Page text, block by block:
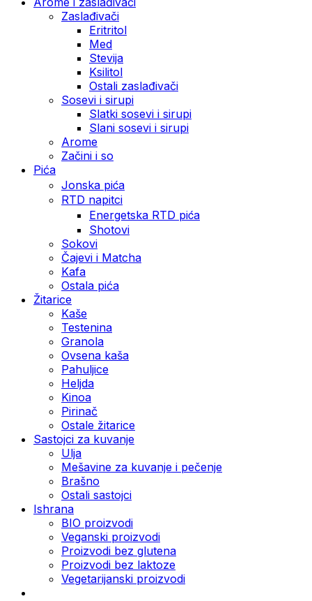
Zaslađivači
Eritritol
Med
Stevija
Ksilitol
Ostali zaslađivači
Sosevi i sirupi
Slatki sosevi i sirupi
Slani sosevi i sirupi
Arome
Začini i so
Pića
Jonska pića
RTD napitci
Energetska RTD pića
Shotovi
Sokovi
Čajevi i Matcha
Kafa
Ostala pića
Žitarice
Kaše
Testenina
Granola
Ovsena kaša
Pahuljice
Heljda
Kinoa
Pirinač
Ostale žitarice
Sastojci za kuvanje
Ulja
Mešavine za kuvanje i pečenje
Brašno
Ostali sastojci
Ishrana
BIO proizvodi
Veganski proizvodi
Proizvodi bez glutena
Proizvodi bez laktoze
Vegetarijanski proizvodi